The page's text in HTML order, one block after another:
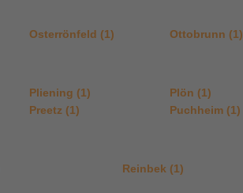
Osterrönfeld (1)
Ottobrunn (1)
Pliening (1)
Plön (1)
Preetz (1)
Puchheim (1)
Reinbek (1)